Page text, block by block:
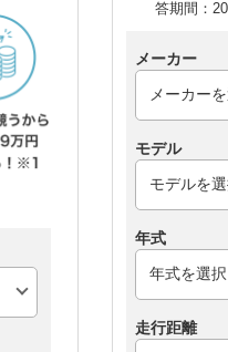
答期間：
メーカー
モデル
年式
走行距離